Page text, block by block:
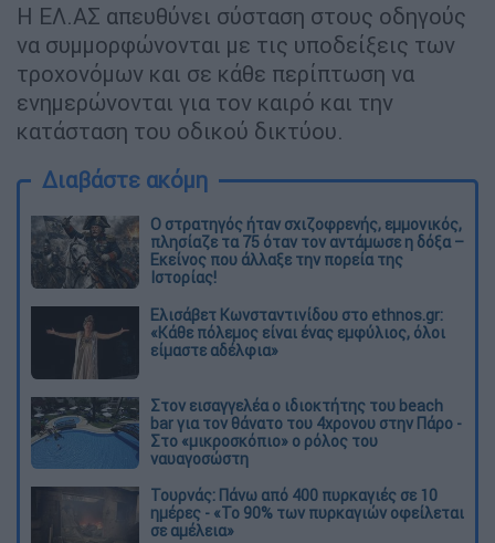
Η ΕΛ.ΑΣ απευθύνει σύσταση στους οδηγούς
να συμμορφώνονται με τις υποδείξεις των
τροχονόμων και σε κάθε περίπτωση να
ενημερώνονται για τον καιρό και την
κατάσταση του οδικού δικτύου.
Διαβάστε ακόμη
O στρατηγός ήταν σχιζοφρενής, εμμονικός,
πλησίαζε τα 75 όταν τον αντάμωσε η δόξα –
Εκείνος που άλλαξε την πορεία της
Ιστορίας!
Ελισάβετ Κωνσταντινίδου στο ethnos.gr:
«Κάθε πόλεμος είναι ένας εμφύλιος, όλοι
είμαστε αδέλφια»
Στον εισαγγελέα ο ιδιοκτήτης του beach
bar για τον θάνατο του 4χρονου στην Πάρο -
Στο «μικροσκόπιο» ο ρόλος του
ναυαγοσώστη
Τουρνάς: Πάνω από 400 πυρκαγιές σε 10
ημέρες - «Το 90% των πυρκαγιών οφείλεται
σε αμέλεια»